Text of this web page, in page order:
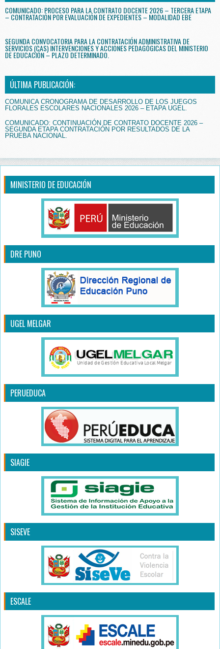
COMUNICADO: PROCESO PARA LA CONTRATO DOCENTE 2026 – TERCERA ETAPA
– CONTRATACIÓN POR EVALUACIÓN DE EXPEDIENTES – MODALIDAD EBE
SEGUNDA CONVOCATORIA PARA LA CONTRATACIÓN ADMINISTRATIVA DE
SERVICIOS (CAS) INTERVENCIONES Y ACCIONES PEDAGÓGICAS DEL MINISTERIO
DE EDUCACIÓN – PLAZO DETERMINADO.
ÚLTIMA PUBLICACIÓN:
COMUNICA CRONOGRAMA DE DESARROLLO DE LOS JUEGOS
FLORALES ESCOLARES NACIONALES 2026 – ETAPA UGEL.
COMUNICADO: CONTINUACIÓN DE CONTRATO DOCENTE 2026 –
SEGUNDA ETAPA CONTRATACIÓN POR RESULTADOS DE LA
PRUEBA NACIONAL.
MINISTERIO DE EDUCACIÓN
DRE PUNO
UGEL MELGAR
PERUEDUCA
SIAGIE
SISEVE
ESCALE